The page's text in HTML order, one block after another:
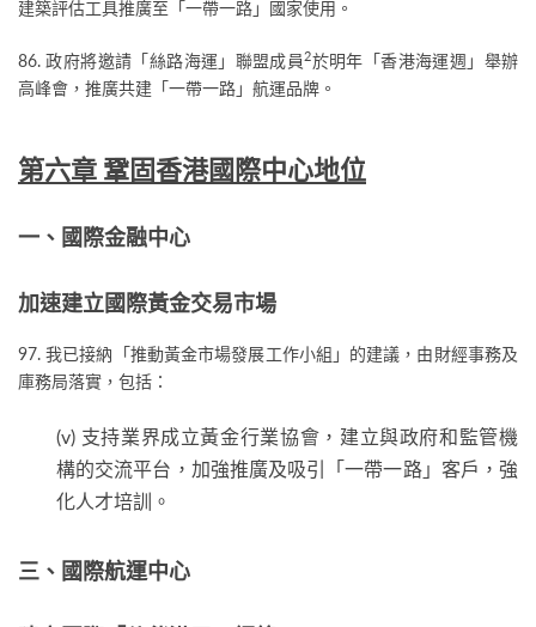
建築評估工具推廣至「一帶一路」國家使用。
86. 政府將邀請「絲路海運」聯盟成員2於明年「香港海運週」舉辦
高峰會，推廣共建「一帶一路」航運品牌。
第六章 鞏固香港國際中心地位
一、國際金融中心
加速建立國際黃金交易市場
97. 我已接納「推動黃金市場發展工作小組」的建議，由財經事務及
庫務局落實，包括：
(v) 支持業界成立黃金行業協會，建立與政府和監管機
構的交流平台，加強推廣及吸引「一帶一路」客戶，強
化人才培訓。
三、國際航運中心